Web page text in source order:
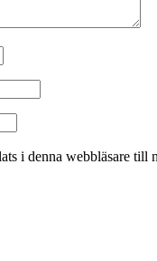
i denna webbläsare till